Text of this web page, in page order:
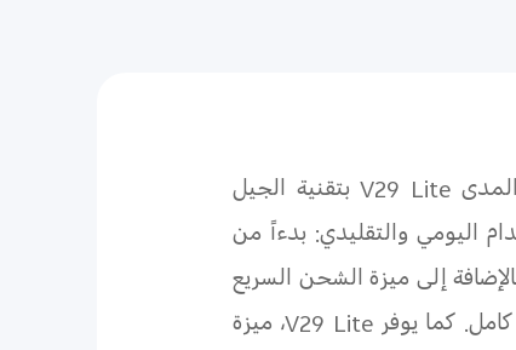
V29 Liteبتقنية الجيل
اليومي والتقليدي: بدءاً من
120 هرتز، بالإضافة إلى ميزة الشحن السريع
V29 Lite، ميزة